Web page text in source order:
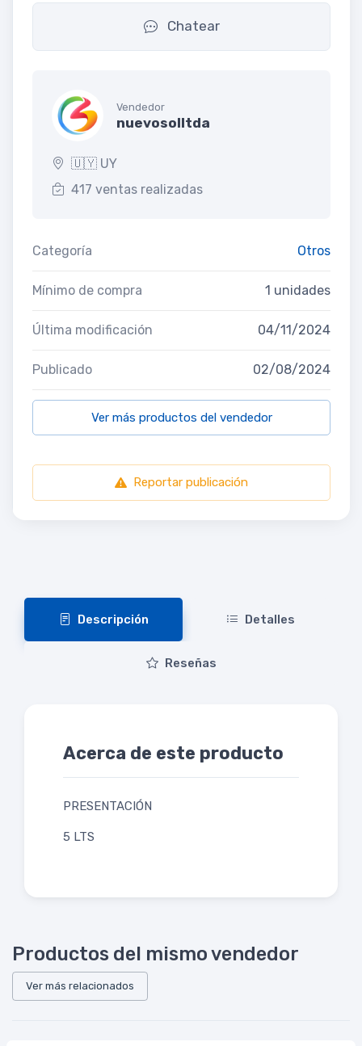
Chatear
Vendedor
nuevosolltda
🇺🇾 UY
417 ventas realizadas
Categoría Otros
Mínimo de compra 1 unidades
Última modificación 04/11/2024
Publicado 02/08/2024
Ver más productos del vendedor
Reportar publicación
Descripción Detalles
Reseñas
Acerca de este producto
PRESENTACIÓN
5 LTS
Productos del mismo vendedor
Ver más relacionados